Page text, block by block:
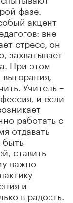
фазе.
акцент
вне
стресс, он
захватывает
При этом
Учитель –
и если
работать с
отдавать
ставить
важно
и
в радость.